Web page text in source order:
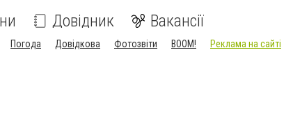
Довідник Вакансії
Погода Довідкова Фотозвіти BOOM! Реклама на сайті